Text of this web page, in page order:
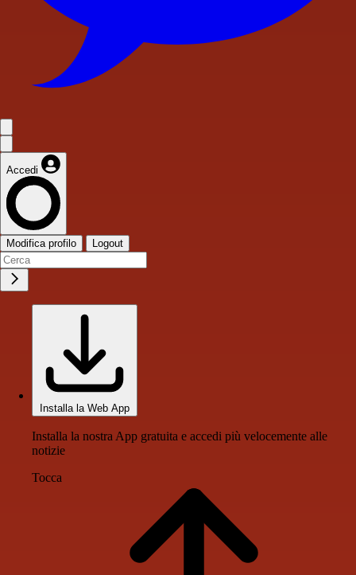
Accedi
Modifica profilo Logout
Installa la Web App
Installa la nostra App gratuita e accedi più velocemente alle
notizie
Tocca